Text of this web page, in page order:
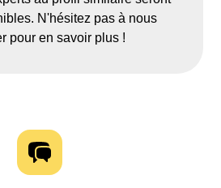
N'hésitez pas à nous
pour en savoir plus !